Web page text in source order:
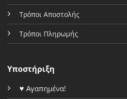
Τρόποι Αποστολής
Τρόποι Πληρωμής
Υποστήριξη
♥ Αγαπημένα!